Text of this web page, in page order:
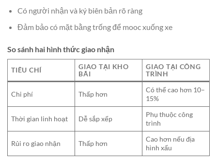
Có người nhận và ký biên bản rõ ràng
Đảm bảo có mặt bằng trống để mooc xuống xe
So sánh hai hình thức giao nhận
TIÊU CHÍ
GIAO TẠI KHO
BÃI
GIAO TẠI CÔNG
TRÌNH
Chi phí Thấp hơn
Có thể cao hơn 10–
15%
Thời gian linh hoạt Dễ sắp xếp
Phụ thuộc công
trình
Rủi ro giao nhận Thấp hơn
Cao hơn nếu địa
hình xấu